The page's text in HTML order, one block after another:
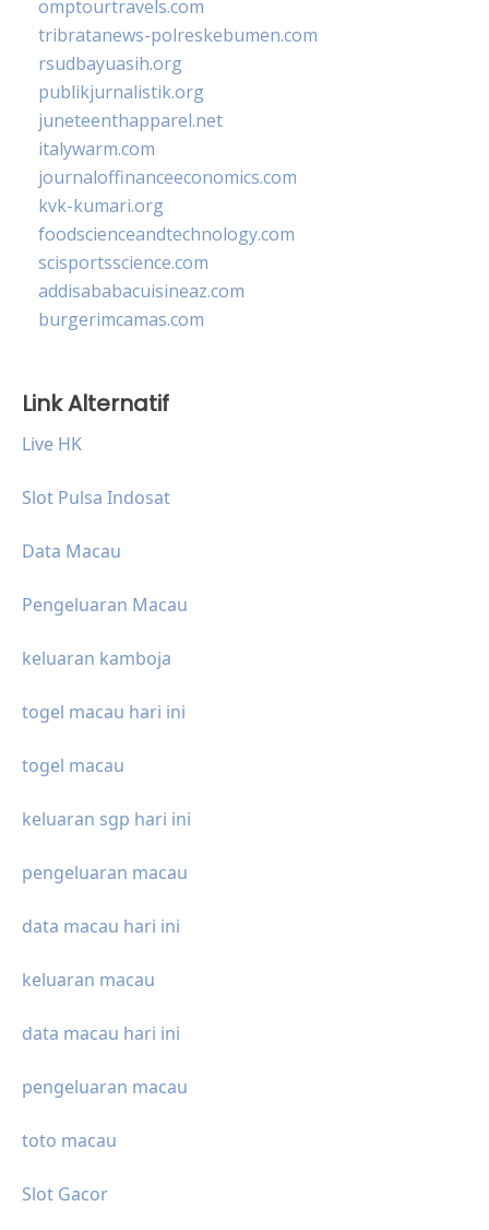
omptourtravels.com
tribratanews-polreskebumen.com
rsudbayuasih.org
publikjurnalistik.org
juneteenthapparel.net
italywarm.com
journaloffinanceeconomics.com
kvk-kumari.org
foodscienceandtechnology.com
scisportsscience.com
addisababacuisineaz.com
burgerimcamas.com
Link Alternatif
Live HK
Slot Pulsa Indosat
Data Macau
Pengeluaran Macau
keluaran kamboja
togel macau hari ini
togel macau
keluaran sgp hari ini
pengeluaran macau
data macau hari ini
keluaran macau
data macau hari ini
pengeluaran macau
toto macau
Slot Gacor